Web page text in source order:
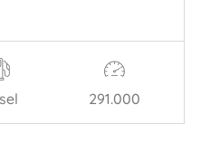
291.000